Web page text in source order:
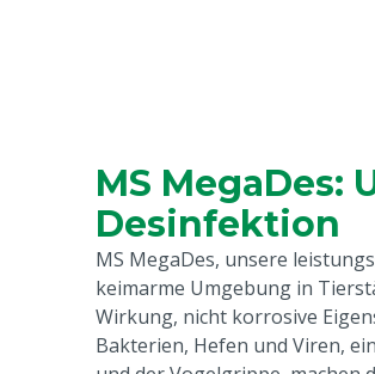
Entfernt
Behandlung von
Tierarten
MS MegaDes:
Desinfektion
MS MegaDes, unsere
keimarme Umgebung in
Wirkung, nicht korrosive
Bakterien, Hefen und Viren,